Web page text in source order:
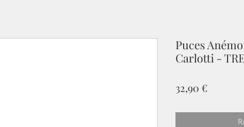
Puces
Carlotti -
32,90 €